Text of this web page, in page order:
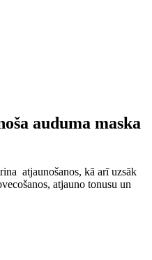
auduma maska
atjaunošanos, kā arī uzsāk
atjauno tonusu un